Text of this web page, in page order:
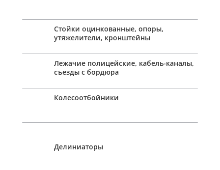
Стойки оцинкованные, опоры,
утяжелители, кронштейны
Лежачие полицейские, кабель-каналы,
съезды с бордюра
Колесоотбойники
Делиниаторы